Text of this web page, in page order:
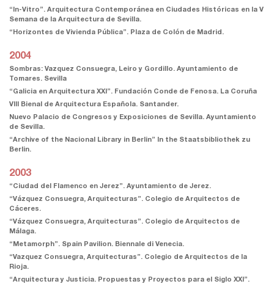
“In-Vitro”. Arquitectura Contemporánea en Ciudades Históricas en la V
Semana de la Arquitectura de Sevilla.
“Horizontes de Vivienda Pública”. Plaza de Colón de Madrid.
2004
Sombras: Vazquez Consuegra, Leiro y Gordillo. Ayuntamiento de
Tomares. Sevilla
“Galicia en Arquitectura XXI”. Fundación Conde de Fenosa. La Coruña
VIII Bienal de Arquitectura Española. Santander.
Nuevo Palacio de Congresos y Exposiciones de Sevilla. Ayuntamiento
de Sevilla.
“Archive of the Nacional Library in Berlin” In the Staatsbibliothek zu
Berlin.
2003
“Ciudad del Flamenco en Jerez”. Ayuntamiento de Jerez.
“Vázquez Consuegra, Arquitecturas”. Colegio de Arquitectos de
Cáceres.
“Vázquez Consuegra, Arquitecturas”. Colegio de Arquitectos de
Málaga.
“Metamorph”. Spain Pavilion. Biennale di Venecia.
“Vazquez Consuegra, Arquitecturas”. Colegio de Arquitectos de la
Rioja.
“Arquitectura y Justicia. Propuestas y Proyectos para el Siglo XXI”.